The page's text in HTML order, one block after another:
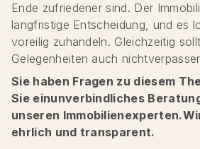
Ende zufriedener sind. Der
langfristige Entscheidung, und es
voreilig zuhandeln. Gleichzeitig
Gelegenheiten auch
Sie haben Fragen zu diesem
Sie einunverbindliches
unseren
ehrlich und transparent.